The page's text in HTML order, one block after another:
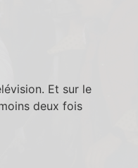
Et sur le
deux fois